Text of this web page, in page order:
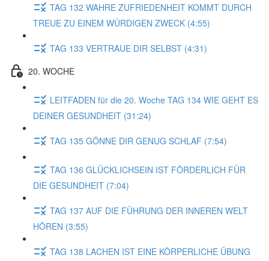
TAG 132 WAHRE ZUFRIEDENHEIT KOMMT DURCH
TREUE ZU EINEM WÜRDIGEN ZWECK (4:55)
TAG 133 VERTRAUE DIR SELBST (4:31)
20. WOCHE
LEITFADEN für die 20. Woche TAG 134 WIE GEHT ES
DEINER GESUNDHEIT (31:24)
TAG 135 GÖNNE DIR GENUG SCHLAF (7:54)
TAG 136 GLÜCKLICHSEIN IST FÖRDERLICH FÜR
DIE GESUNDHEIT (7:04)
TAG 137 AUF DIE FÜHRUNG DER INNEREN WELT
HÖREN (3:55)
TAG 138 LACHEN IST EINE KÖRPERLICHE ÜBUNG